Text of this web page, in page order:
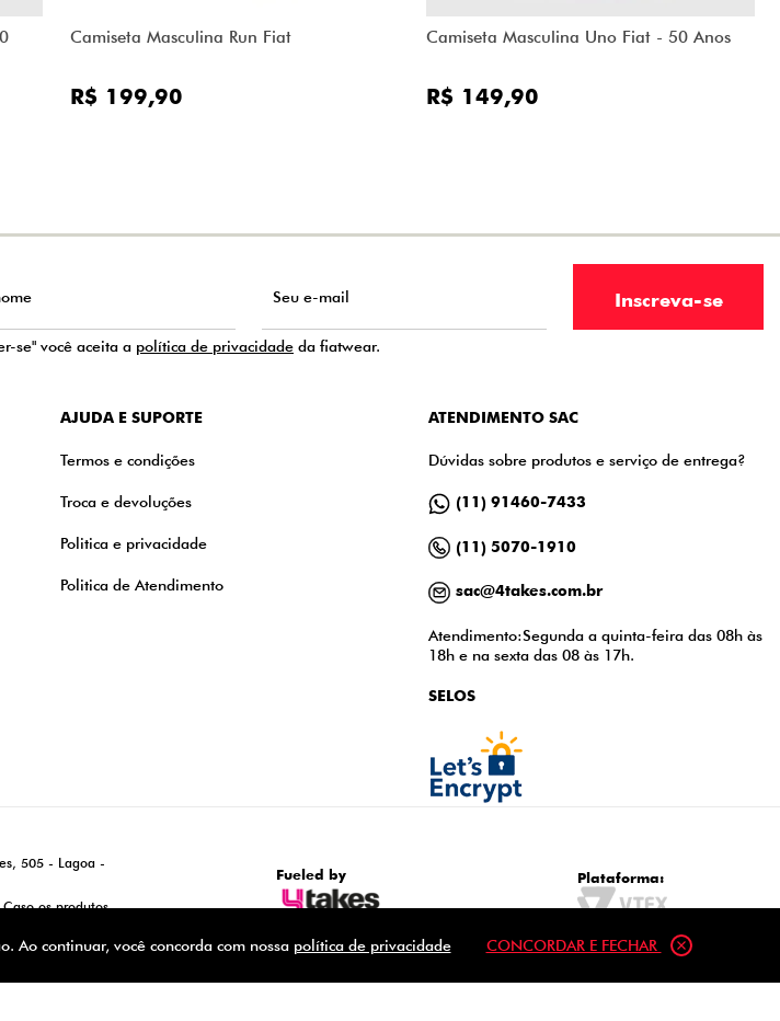
Camiseta Masculina Run Fiat
R$ 199,90
Camiseta Masculina Uno Fiat - 50 Anos
R$ 149,90
se" você aceita a política de privacidade da fiatwear.
AJUDA E SUPORTE
Termos e condições
Troca e devoluções
Politica e privacidade
Politica de Atendimento
ATENDIMENTO SAC
Dúvidas sobre produtos e serviço de entrega?
(11) 91460-7433
(11) 5070-1910
sac@4takes.com.br
Atendimento:Segunda a quinta-feira das 08h às
18h e na sexta das 08 às 17h.
SELOS
505 - Lagoa -
os produtos
Fueled by Plataforma:
Ao continuar, você concorda com nossa política de privacidade CONCORDAR E FECHAR